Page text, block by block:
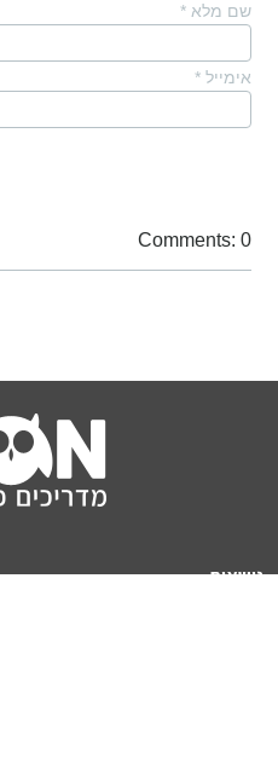
שם מלא *
אימייל *
Comments: 0
נושאים